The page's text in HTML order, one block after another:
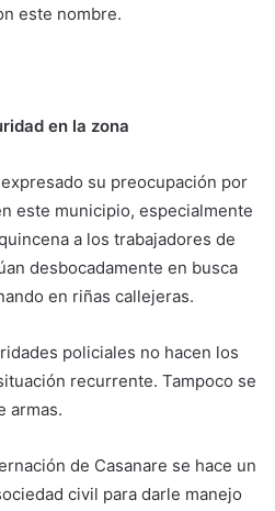
este nombre.
en la zona
su preocupación por
este municipio, especialmente
a los trabajadores de
desbocadamente en busca
en riñas callejeras.
policiales no hacen los
recurrente. Tampoco se
armas.
de Casanare se hace un
civil para darle manejo